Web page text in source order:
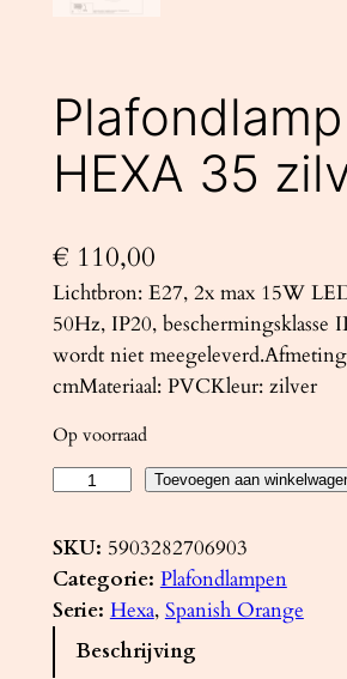
Plafondlamp
HEXA 35
€ 110,00
Lichtbron: E27, 2x max 15W
50Hz, IP20, beschermingsklasse
wordt niet
cmMateriaal: PVCKleur: zilver
Op voorraad
a
f
o
Toevoegen aan
SKU: 5903282706903
Categorie: Plafondlampen
Serie: Hexa, Spanish Orange
Beschrijving